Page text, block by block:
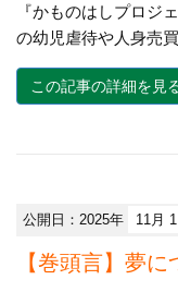
『かものはしプロジ
の幼児虐待や人身売
この記事の詳細を見
公開日：2025年 11月 1
【巻頭言】夢に